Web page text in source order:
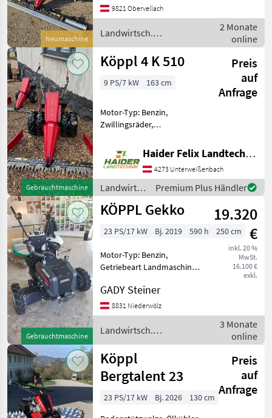
Neumaschine
Landwirtsch.
Motorfahrzeuge
Motormäher/-fräsen
9821 Obervellach
Landwirtsch.
Motorfahrzeuge / Köppl
2 Monate
online
Gebrauchtmaschine
Köppl 4 K 510
Preis
auf
Anfrage
9 PS/7 kW 163 cm
Motor-Typ: Benzin,
Zwillingsräder,
Fingerbalken Köppl 4K 510
Baujahr: 2026 6, 7kW/9, 1Ps
4V/3R Gänge
Ölbadwendegetriebe
Differential und Sper
Haider Felix Landtechnik-Fachbetrieb e.U.
4273 Unterweißenbach
Landwirtsch.
Motorfahrzeuge
/ Köppl
Premium Plus Händler
Gebrauchtmaschine
KÖPPL Gekko
19.320
€
inkl. 20 %
MwSt.
16.100 €
exkl.
23 PS/17 kW Bj. 2019 590 h 250 cm
Motor-Typ: Benzin,
Getriebeart Landmaschine:
Zylinderanzahl: 2 Zylinder,
Doppelmesser,
Zwillingsräder,
Differentialsperre,
Komm
GADY Steiner
8831 Niederwölz
Landwirtsch.
Motorfahrzeuge / Köppl
3 Monate
online
Köppl
Bergtalent 23
Preis
auf
Anfrage
23 PS/17 kW Bj. 2026
130 cm